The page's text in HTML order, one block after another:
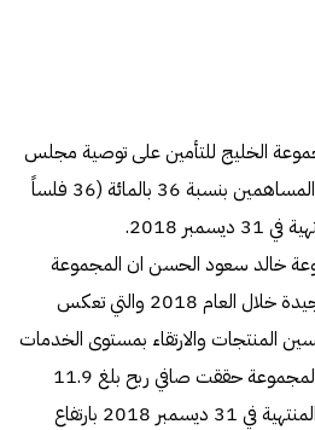
الخليج للتأمين على توصية مجلس
الإدارة بتوزيع أرباح نقدية على المساهمين بنسبة 36 بالمائة (36 فلساً
2018.
خالد سعود الحسن ان المجموعة
استطاعت تحقيق نتائج مالية جيدة خلال العام 2018 والتي تعكس
المنتجات والارتقاء بمستوى الخدمات
المقدمة لعملائها، موضحا ان المجموعة حققت صافي ربح بلغ 11.9
مليون دينار عن السنة المالية المنتهية في 31 ديسمبر 2018 بارتفاع